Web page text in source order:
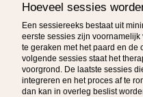
Hoeveel sessies
Een sessiereeks bestaat uit
eerste sessies zijn
te geraken met het paard en de
volgende sessies staat het
voorgrond. De laatste sessies
integreren en het proces af te
dan kan in overleg beslist